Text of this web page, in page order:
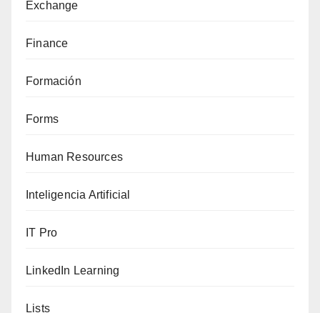
Exchange
Finance
Formación
Forms
Human Resources
Inteligencia Artificial
IT Pro
LinkedIn Learning
Lists